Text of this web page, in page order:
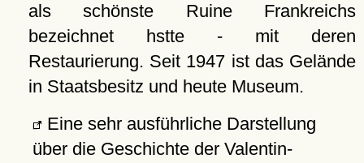
als schönste Ruine Frankreichs
bezeichnet hstte - mit deren
Restaurierung. Seit 1947 ist das Gelände
in Staatsbesitz und heute Museum.
Eine sehr ausführliche Darstellung
über die Geschichte der Valentin-